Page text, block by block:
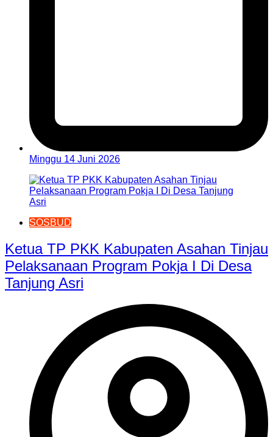
Minggu 14 Juni 2026
SOSBUD
Ketua TP PKK Kabupaten Asahan Tinjau
Pelaksanaan Program Pokja I Di Desa
Tanjung Asri